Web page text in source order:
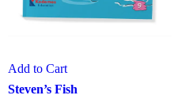
Add to Cart
Steven’s Fish